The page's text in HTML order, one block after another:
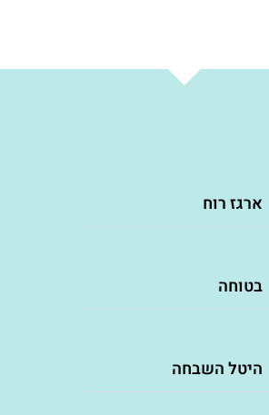
ארגז רוח
בטוחה
היטל השבחה